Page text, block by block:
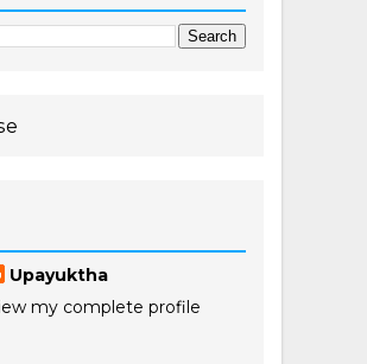
Upayuktha
my complete profile